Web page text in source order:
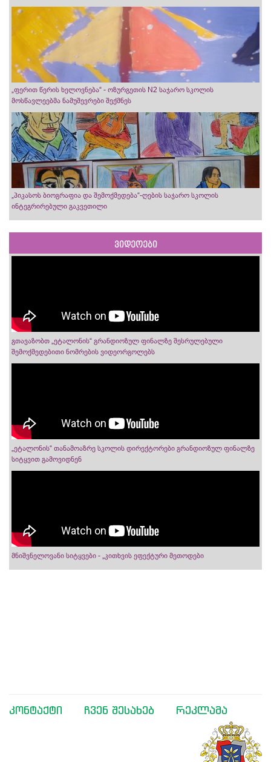
„ფერით წერის ხელოვნება“ - ოზურგეთის N2 საჯარო სკოლის
მოსწავლეებმა ნამუშევრები შექმნეს
„პიკასოს ბიოგრაფია და შემოქმედება“-ღების საჯარო სკოლის
ინტეგრირებული გაკვეთილი
ვიდეოები
გთავაზობთ „ეტალონის“ გრანდიოზულ ფინალზე შესრულებული
შემოქმედებითი ნომრების ვიდეორგოლებს
„ეტალონის“ თანამოაზრე სკოლის დირექტორები გრანდიოზულ ფინალზე
სიტყვით გამოვიდნენ
მნიშვნელოვანი სიტყვები - „კითხვის ეფექტური მეთოდები
კონტაქტი ჩვენ შესახებ რეკლამა